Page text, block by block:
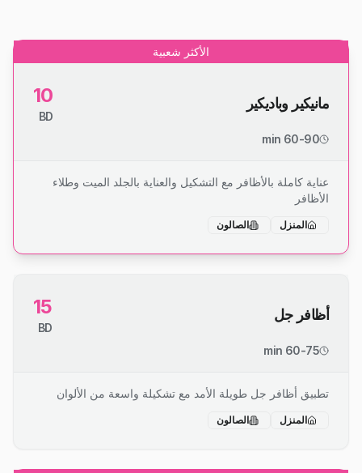
الأكثر شعبية
مانيكير وباديكير 10
BD
60-90 min
عناية كاملة بالأظافر مع التشكيل والعناية بالجلد الميت وطلاء
الأظافر
المنزل الصالون
أظافر جل 15
BD
60-75 min
تطبيق أظافر جل طويلة الأمد مع تشكيلة واسعة من الألوان
المنزل الصالون